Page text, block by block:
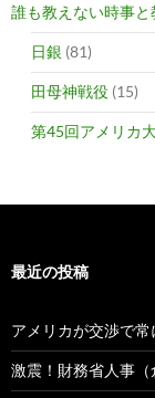
誰も教えない時事と
日銀 (81)
田母神戦役 (15)
第45回アメリカ
最近の投稿
アメリカが交渉で常
激震！財務省人事（